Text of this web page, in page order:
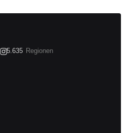
5.635 Regionen